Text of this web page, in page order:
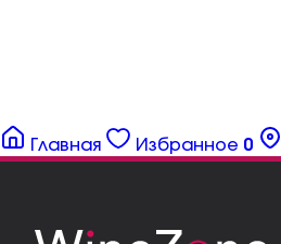
Главная Избранное 0